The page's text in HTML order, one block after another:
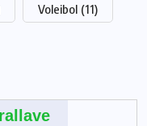
Voleibol (11)